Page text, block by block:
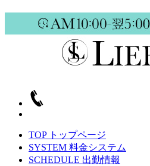
TOP トップページ
SYSTEM 料金システム
SCHEDULE 出勤情報